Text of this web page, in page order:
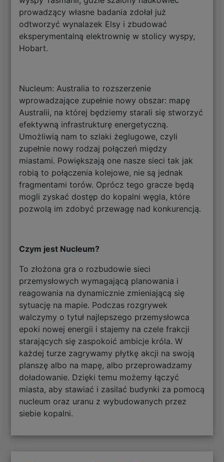
prowadzący własne badania zdołał już
odtworzyć wynalazek Elsy i zbudować
eksperymentalną elektrownię w stolicy wyspy,
Hobart.
Nucleum: Australia to rozszerzenie
wprowadzające zupełnie nowy obszar: mapę
Australii, na której będziemy starali się stworzyć
efektywną infrastrukturę energetyczną.
Umożliwią nam to szlaki żeglugowe, czyli
zupełnie nowy rodzaj połączeń między
miastami. Powiększają one nasze sieci tak jak
robią to połączenia kolejowe, nie są jednak
fragmentami torów. Oprócz tego gracze będą
mogli zyskać dostęp do kopalni węgla, które
pozwolą im zdobyć przewagę nad konkurencją.
Czym jest Nucleum?
To złożona gra o rozbudowie sieci
przemysłowych wymagającą planowania i
reagowania na dynamicznie zmieniającą się
sytuację na mapie. Podczas rozgrywek
walczymy o tytuł najlepszego przemysłowca
epoki nowej energii i stajemy na czele frakcji
starających się zaspokoić ambicje króla. W
każdej turze zagrywamy płytkę akcji na swoją
planszę albo na mapę, albo przeprowadzamy
doładowanie. Dzięki temu możemy łączyć
miasta, aby stawiać i zasilać budynki za pomocą
nucleum oraz uranu z wybudowanych przez
siebie kopalni.